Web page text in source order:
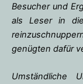
Besucher und
als Leser in
genügten dafür
Umständliche